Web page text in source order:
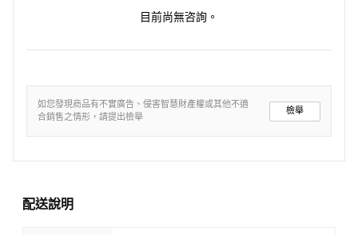
目前尚無咨詢。
如您發現商品有不實廣告、侵害智慧財產權或其他不適
合銷售之情形，請提出檢舉
檢舉
配送說明